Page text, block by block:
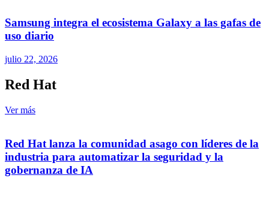
Samsung integra el ecosistema Galaxy a las gafas de
uso diario
julio 22, 2026
Red Hat
Ver más
Red Hat lanza la comunidad asago con líderes de la
industria para automatizar la seguridad y la
gobernanza de IA